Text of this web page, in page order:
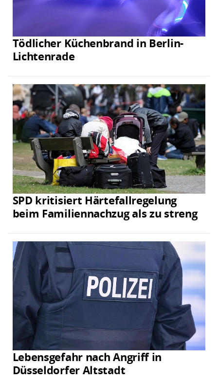
Tödlicher Küchenbrand in Berlin-
Lichtenrade
SPD kritisiert Härtefallregelung
beim Familiennachzug als zu streng
Lebensgefahr nach Angriff in
Düsseldorfer Altstadt